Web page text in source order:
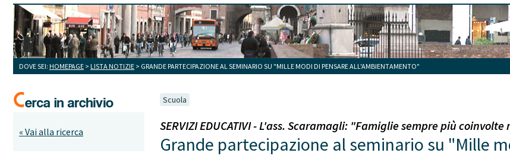
DOVE SEI: HOMEPAGE > LISTA NOTIZIE > GRANDE PARTECIPAZIONE AL SEMINARIO SU "MILLE MODI DI PENSARE ALL'AMBIENTAMENTO"
« Vai alla ricerca
Scuola
SERVIZI EDUCATIVI - L'ass. Scaramagli: "Famiglie sempre più
Grande partecipazione al seminario su "Mille